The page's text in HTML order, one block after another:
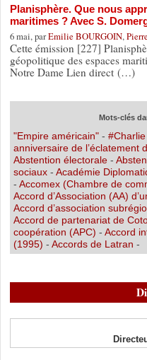
Planisphère. Que nous
maritimes ? Avec S.
6 mai, parEmilie BOURGOIN,
Cette émission [227]
géopolitique des espaces
Notre Dame Lien direct (…)
Mots-clés
"Empire américain"-
anniversaire de l’éclatement
Abstention électorale-
sociaux- Académie
- Accomex (Chambre de
Accord d’Association (AA)
Accord d’association
Accord de partenariat de
coopération (APC) - Accord
(1995) - Accords de Latran -